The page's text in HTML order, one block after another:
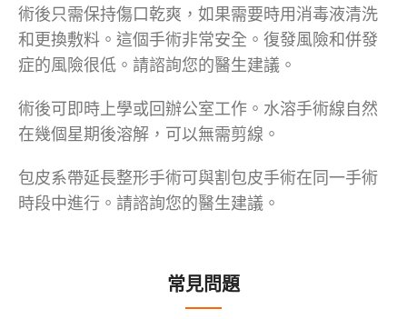
術後只需保持傷口乾爽，如果需要時用消毒液清洗
和更換敷料。這個手術非常安全。復發風險和併發
症的風險很低。請諮詢您的醫生建議。
術後可即時上學或回辦公室工作。水溶手術線自然
在幾個星期後溶解，可以無需剪線。
包皮系帶延長整形手術可與割包皮手術在同一手術
時段中進行。請諮詢您的醫生建議。
常見問題